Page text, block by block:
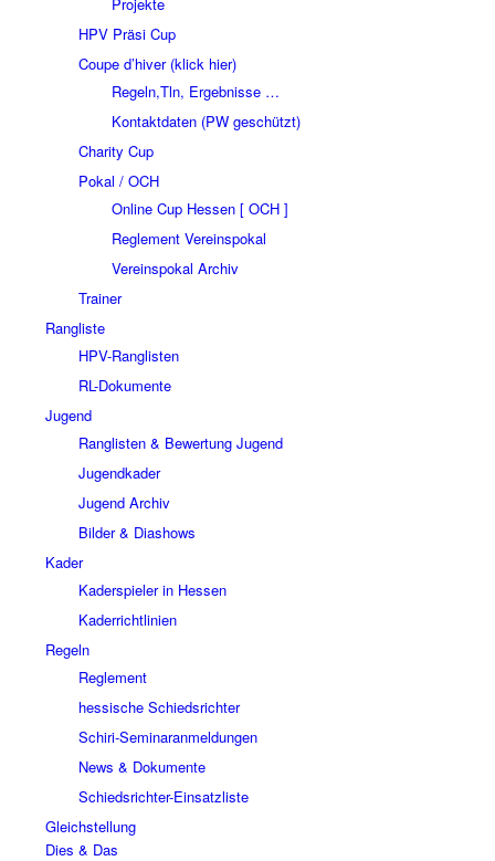
HPV Präsi Cup
Coupe d’hiver (klick hier)
Regeln,Tln, Ergebnisse …
Kontaktdaten (PW geschützt)
Charity Cup
Pokal / OCH
Online Cup Hessen [ OCH ]
Reglement Vereinspokal
Vereinspokal Archiv
Trainer
Rangliste
HPV-Ranglisten
RL-Dokumente
Jugend
Ranglisten & Bewertung Jugend
Jugendkader
Jugend Archiv
Bilder & Diashows
Kader
Kaderspieler in Hessen
Kaderrichtlinien
Regeln
Reglement
hessische Schiedsrichter
Schiri-Seminaranmeldungen
News & Dokumente
Schiedsrichter-Einsatzliste
Gleichstellung
Dies & Das